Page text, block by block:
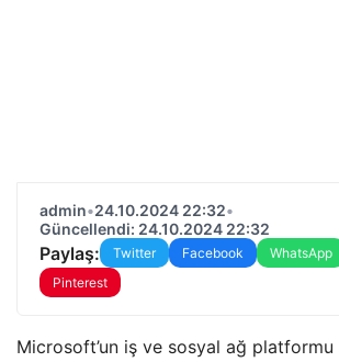
admin•24.10.2024 22:32•
Güncellendi: 24.10.2024 22:32
Paylaş: Twitter Facebook WhatsApp
Pinterest
Microsoft’un iş ve sosyal ağ platformu